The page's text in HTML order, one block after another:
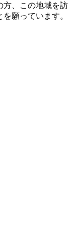
方、この地域を訪
願っています。